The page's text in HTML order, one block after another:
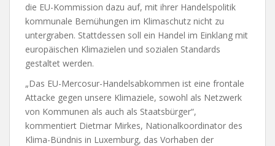
die EU-Kommission dazu auf, mit ihrer Handelspolitik
kommunale Bemühungen im Klimaschutz nicht zu
untergraben. Stattdessen soll ein Handel im Einklang mit
europäischen Klimazielen und sozialen Standards
gestaltet werden.
„Das EU-Mercosur-Handelsabkommen ist eine frontale
Attacke gegen unsere Klimaziele, sowohl als Netzwerk
von Kommunen als auch als Staatsbürger“,
kommentiert Dietmar Mirkes, Nationalkoordinator des
Klima-Bündnis in Luxemburg, das Vorhaben der